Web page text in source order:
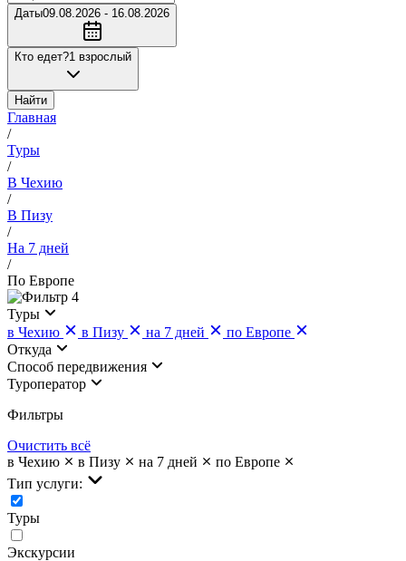
Даты09.08.2026 - 16.08.2026
Кто едет?1 взрослый
Найти
Главная
/
Туры
/
В Чехию
/
В Пизу
/
На 7 дней
/
По Европе
4
Туры
в Чехию
в Пизу на 7 дней
по Европе
Откуда
Cпособ передвижения
Туроператор
Фильтры
Очистить всё
в Чехию
в Пизу на 7 дней
по Европе
Тип услуги:
Туры
Экскурсии